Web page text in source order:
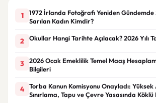
1
1972 İrlanda Fotoğrafı Yeniden Gündemde
Sarılan Kadın Kimdir?
2 Okullar Hangi Tarihte Açılacak? 2026 Yılı
3
2026 Ocak Emeklilik Temel Maaş
Bilgileri
4
Torba Kanun Komisyonu Onayladı:
Sınırlama, Tapu ve Çevre Yasasında